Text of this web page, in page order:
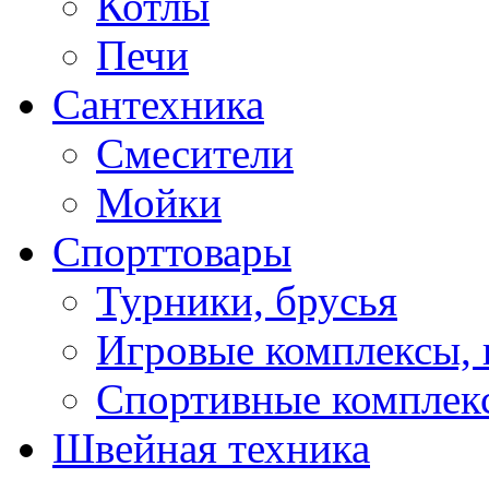
Печи
Сантехника
Смесители
Мойки
Спорттовары
Турники, брусья
Игровые комплексы,
Спортивные
Швейная техника